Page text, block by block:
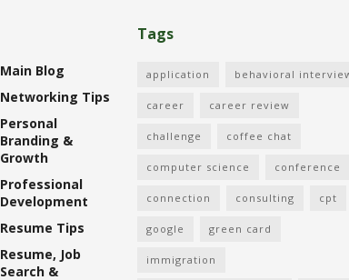
Main Blog
Networking Tips
Personal
Branding &
Growth
Professional
Development
Resume Tips
Resume, Job
Search &
Tags
application behavioral
career career review
challenge coffee chat
computer science conference
connection consulting cpt
google green card
immigration